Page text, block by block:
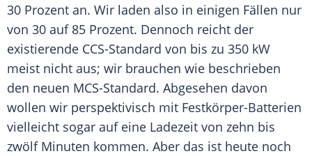
30 Prozent an. Wir laden also in einigen Fällen nur
von 30 auf 85 Prozent. Dennoch reicht der
existierende CCS-Standard von bis zu 350 kW
meist nicht aus; wir brauchen wie beschrieben
den neuen MCS-Standard. Abgesehen davon
wollen wir perspektivisch mit Festkörper-Batterien
vielleicht sogar auf eine Ladezeit von zehn bis
zwölf Minuten kommen. Aber das ist heute noch